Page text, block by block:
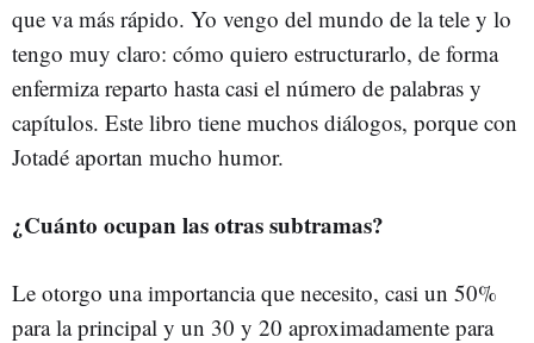
que va más rápido. Yo vengo del mundo de la tele y lo
tengo muy claro: cómo quiero estructurarlo, de forma
enfermiza reparto hasta casi el número de palabras y
capítulos. Este libro tiene muchos diálogos, porque con
Jotadé aportan mucho humor.
¿Cuánto ocupan las otras subtramas?
Le otorgo una importancia que necesito, casi un 50%
para la principal y un 30 y 20 aproximadamente para